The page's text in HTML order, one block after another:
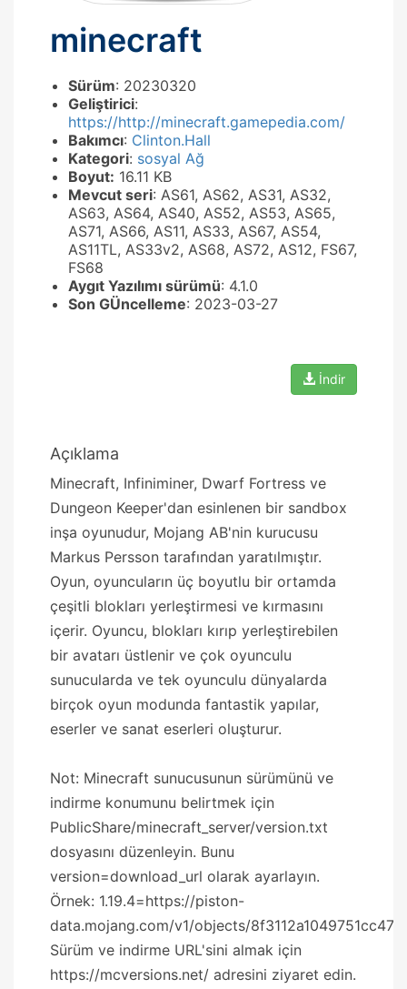
minecraft
Sürüm: 20230320
Geliştirici:
https://http://minecraft.gamepedia.com/
Bakımcı: Clinton.Hall
Kategori: sosyal Ağ
Boyut: 16.11 KB
Mevcut seri: AS61, AS62, AS31, AS32,
AS63, AS64, AS40, AS52, AS53, AS65,
AS71, AS66, AS11, AS33, AS67, AS54,
AS11TL, AS33v2, AS68, AS72, AS12, FS67,
FS68
Aygıt Yazılımı sürümü: 4.1.0
Son GÜncelleme: 2023-03-27
İndir
Açıklama
Minecraft, Infiniminer, Dwarf Fortress ve
Dungeon Keeper'dan esinlenen bir sandbox
inşa oyunudur, Mojang AB'nin kurucusu
Markus Persson tarafından yaratılmıştır.
Oyun, oyuncuların üç boyutlu bir ortamda
çeşitli blokları yerleştirmesi ve kırmasını
içerir. Oyuncu, blokları kırıp yerleştirebilen
bir avatarı üstlenir ve çok oyunculu
sunucularda ve tek oyunculu dünyalarda
birçok oyun modunda fantastik yapılar,
eserler ve sanat eserleri oluşturur.
Not: Minecraft sunucusunun sürümünü ve
indirme konumunu belirtmek için
PublicShare/minecraft_server/version.txt
dosyasını düzenleyin. Bunu
version=download_url olarak ayarlayın.
Örnek: 1.19.4=https://piston-
data.mojang.com/v1/objects/
Sürüm ve indirme URL'sini almak için
https://mcversions.net/ adresini ziyaret edin.